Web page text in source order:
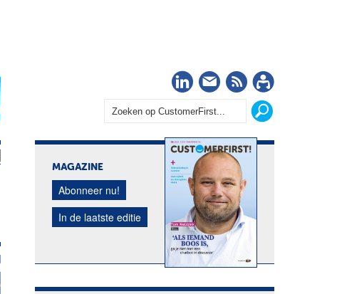
LinkedIn
Nieuwsbrief
RSS
MAGAZINE
Abonneer nu!
In de laatste editie